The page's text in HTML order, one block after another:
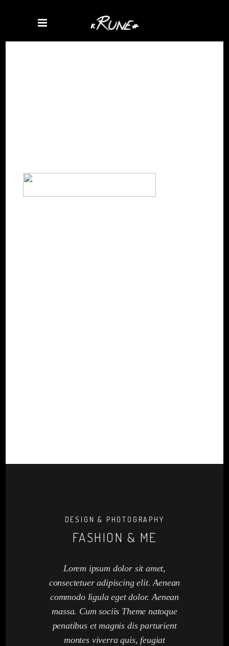
DESIGN & PHOTOGRAPHY
FASHION & ME
Lorem ipsum dolor sit amet,
consectetuer adipiscing elit. Aenean
commodo ligula eget dolor. Aenean
massa. Cum sociis Theme natoque
penatibus et magnis dis parturient
montes viverra quis, feugiat